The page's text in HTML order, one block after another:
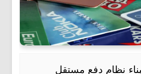
نظام دفع مستقل